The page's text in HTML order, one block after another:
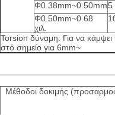
Φ0.38mm~0.50mm5
Φ0.50mm~0.68
χιλ.
Torsion δύναμη: Για να
στό σημείο για 6mm~
Μέθοδοι δοκιμής